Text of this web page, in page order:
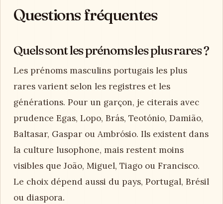
Questions fréquentes
Quels sont les prénoms les plus rares ?
Les prénoms masculins portugais les plus
rares varient selon les registres et les
générations. Pour un garçon, je citerais avec
prudence Egas, Lopo, Brás, Teotónio, Damião,
Baltasar, Gaspar ou Ambrósio. Ils existent dans
la culture lusophone, mais restent moins
visibles que João, Miguel, Tiago ou Francisco.
Le choix dépend aussi du pays, Portugal, Brésil
ou diaspora.